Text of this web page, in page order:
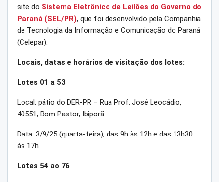
site do Sistema Eletrônico de Leilões do Governo do
Paraná (SEL/PR), que foi desenvolvido pela Companhia
de Tecnologia da Informação e Comunicação do Paraná
(Celepar).
Locais, datas e horários de visitação dos lotes:
Lotes 01 a 53
Local: pátio do DER-PR – Rua Prof. José Leocádio,
40551, Bom Pastor, Ibiporã
Data: 3/9/25 (quarta-feira), das 9h às 12h e das 13h30
às 17h
Lotes 54 ao 76